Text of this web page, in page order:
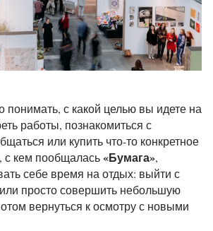
понимать, с какой целью вы идете на
работы, познакомиться с
или купить что-то конкретное
с кем пообщалась«Бумага»,
себе время на отдых: выйти с
просто совершить небольшую
вернуться к осмотру с новыми